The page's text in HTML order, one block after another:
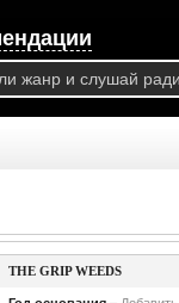
THE GRIP WEEDS